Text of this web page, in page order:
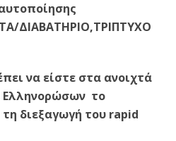
ΔΙΑΒΑΤΗΡΙΟ,ΤΡΙΠΤΥΧΟ
να είστε στα ανοιχτά
Ελληνορώσων το
διεξαγωγή του rapid